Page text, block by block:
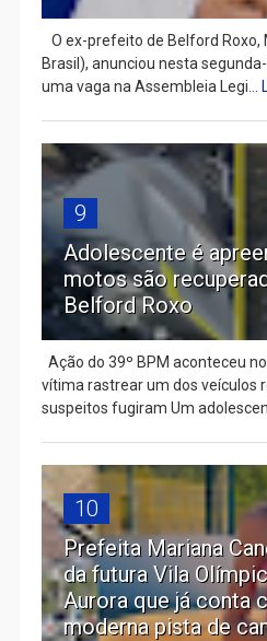
O ex-prefeito de Belford Roxo,
Brasil), anunciou nesta
uma vaga na Assembleia Legi...
9
Adolescente é
motos são
Belford Roxo
Ação do 39º BPM aconteceu
vítima rastrear um dos veículos
suspeitos fugiram Um
10
Prefeita Mariana
da futura Vila
Aurora que já conta
moderna pista de